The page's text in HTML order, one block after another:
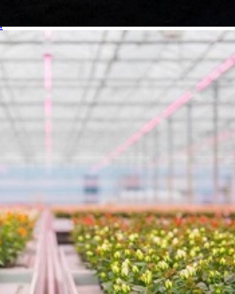
dinara za isporuku na teritoriji
da nas kontaktirate za informacije o